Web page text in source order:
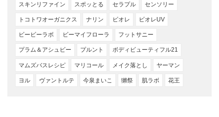
スキンリファイン スポッとる セラプル センソリー
トコトワオーガニクス ナリン ビオレ ビオレUV
ビービーラボ ビーマイフローラ フットサニー
プラム＆アシュビー プルント ボディビューティフル21
マムズバスレシピ マリコール メイク落とし ヤーマン
ヨル ヴァントルテ 今泉まいこ 獺祭 肌ラボ 花王